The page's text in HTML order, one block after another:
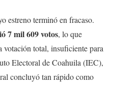
estreno terminó en fracaso.
7 mil 609 votos, lo que
votación total, insuficiente para
Electoral de Coahuila (IEC),
concluyó tan rápido como